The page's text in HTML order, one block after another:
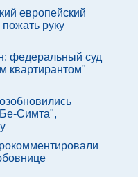
европейский
пожать руку
федеральный суд
квартирантом"
Симта",